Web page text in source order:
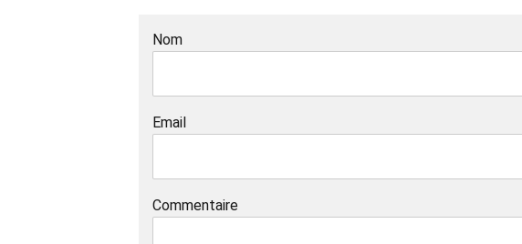
Nom
Email
Commentaire